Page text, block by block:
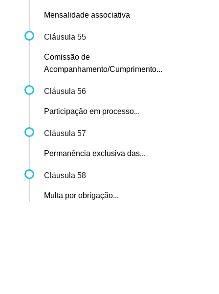
Mensalidade associativa
Cláusula 55
Comissão de
Acompanhamento/Cumprimento...
Cláusula 56
Participação em processo...
Cláusula 57
Permanência exclusiva das...
Cláusula 58
Multa por obrigação...